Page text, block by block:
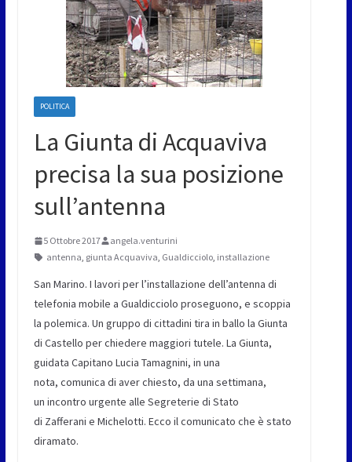
POLITICA
La Giunta di Acquaviva
precisa la sua posizione
sull’antenna
5 Ottobre 2017
angela.venturini
antenna, giunta Acquaviva, Gualdicciolo, installazione
San Marino. I lavori per l’installazione dell’antenna di
telefonia mobile a Gualdicciolo proseguono, e scoppia
la polemica. Un gruppo di cittadini tira in ballo la Giunta
di Castello per chiedere maggiori tutele. La Giunta,
guidata Capitano Lucia Tamagnini, in una
nota, comunica di aver chiesto, da una settimana,
un incontro urgente alle Segreterie di Stato
di Zafferani e Michelotti. Ecco il comunicato che è stato
diramato.